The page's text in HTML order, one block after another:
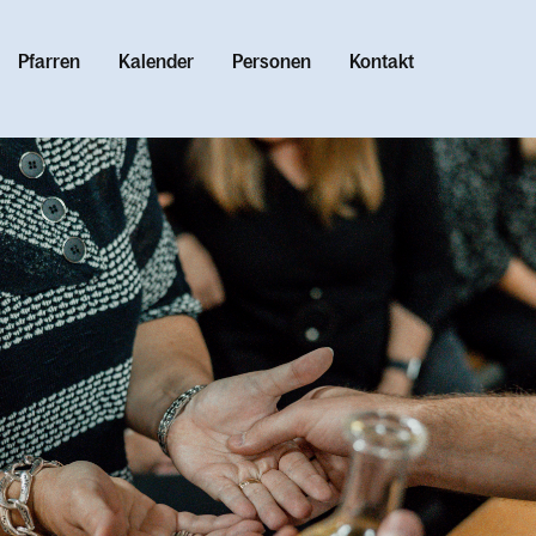
Pfarren Kalender Personen Kontakt